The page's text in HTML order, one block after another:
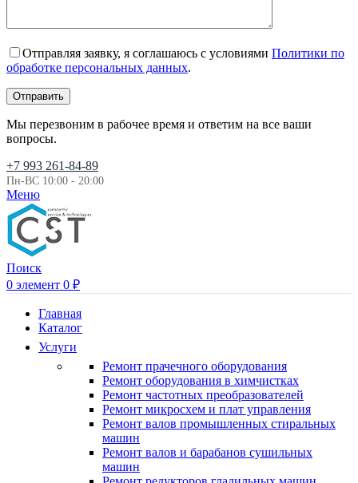
Отправляя заявку, я соглашаюсь с условиями Политики по
обработке персональных данных.
Мы перезвоним в рабочее время и ответим на все ваши
вопросы.
+7 993 261-84-89
Пн-ВС 10:00 - 20:00
Меню
Поиск
0 элемент 0 ₽
Главная
Каталог
Услуги
Ремонт прачечного оборудования
Ремонт оборудования в химчистках
Ремонт частотных преобразователей
Ремонт микросхем и плат управления
Ремонт валов промышленных стиральных
машин
Ремонт валов и барабанов сушильных
машин